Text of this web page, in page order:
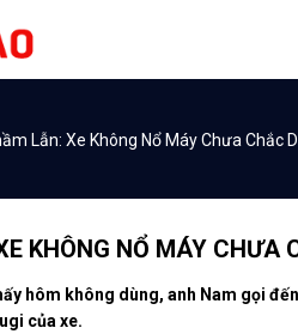
Lẫn: Xe Không Nổ Máy Chưa Chắc
KHÔNG NỔ MÁY CHƯA
hôm không dùng, anh Nam gọi
của xe.